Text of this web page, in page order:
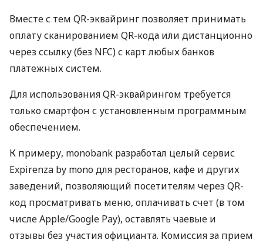
Вместе с тем QR-эквайринг позволяет принимать
оплату сканированием QR-кода или дистанционно
через ссылку (без NFC) с карт любых банков
платежных систем.
Для использования QR-эквайрингом требуется
только смартфон с установленным программным
обеспечением.
К примеру, monobank разработал целый сервис
Expirenza by mono для ресторанов, кафе и других
заведений, позволяющий посетителям через QR-
код просматривать меню, оплачивать счет (в том
числе Apple/Google Pay), оставлять чаевые и
отзывы без участия официанта. Комиссия за прием